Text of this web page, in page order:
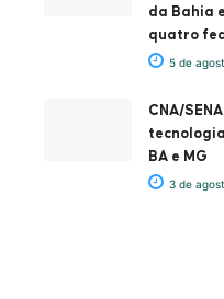
da Bahia
quatro
5 de
CNA/
BA e MG
3 de